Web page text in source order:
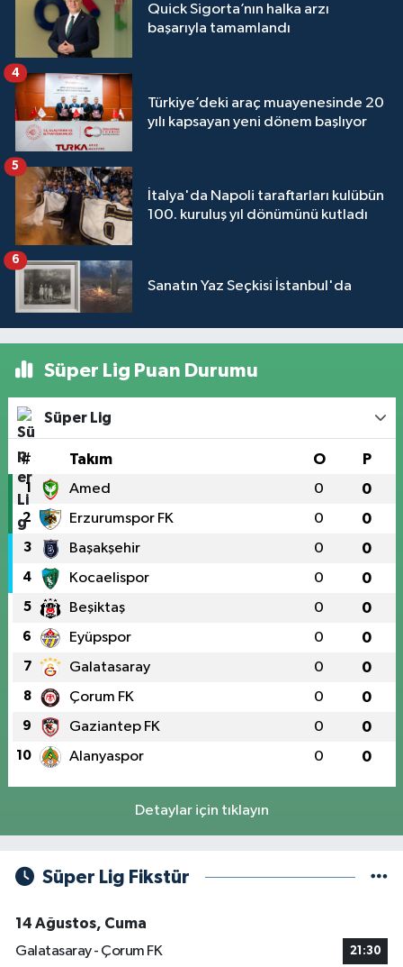
Quick Sigorta’nın halka arzı
başarıyla tamamlandı
Türkiye’deki araç muayenesinde 20
yılı kapsayan yeni dönem başlıyor
4
İtalya'da Napoli taraftarları kulübün
100. kuruluş yıl dönümünü kutladı
5
Sanatın Yaz Seçkisi İstanbul'da
6
Süper Lig Puan Durumu
Süper Lig
# Takım O P
1 Amed 0 0
2 Erzurumspor FK 0 0
3 Başakşehir 0 0
4 Kocaelispor 0 0
5 Beşiktaş 0 0
6 Eyüpspor 0 0
7 Galatasaray 0 0
8 Çorum FK 0 0
9 Gaziantep FK 0 0
10 Alanyaspor 0 0
Detaylar için tıklayın
Süper Lig Fikstür
14 Ağustos, Cuma
Galatasaray - Çorum FK
21:30